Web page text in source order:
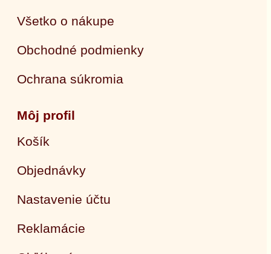
Všetko o nákupe
Obchodné podmienky
Ochrana súkromia
Môj profil
Košík
Objednávky
Nastavenie účtu
Reklamácie